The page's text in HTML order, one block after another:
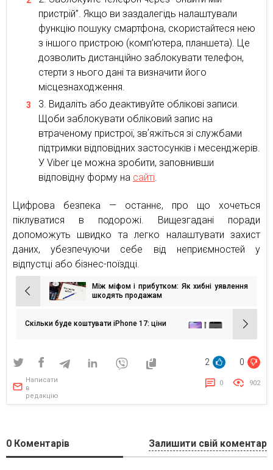
пристрій”. Якщо ви заздалегідь налаштували
функцію пошуку смартфона, скористайтеся нею
з іншого пристрою (комп’ютера, планшета). Це
дозволить дистанційно заблокувати телефон,
стерти з нього дані та визначити його
місцезнаходження.
Видаліть або деактивуйте облікові записи.
Щоби заблокувати обліковий запис на
втраченому пристрої, звʼяжіться зі службами
підтримки відповідних застосунків і месенджерів.
У Viber це можна зробити, заповнивши
відповідну форму на сайті.
Цифрова безпека — останнє, про що хочеться
піклуватися в подорожі. Вищезгадані поради
допоможуть швидко та легко налаштувати захист
даних, убезпечуючи себе від неприємностей у
відпустці або бізнес-поїздці.
Навігація
записів
Між міфом і прибутком: Як хибні уявлення
шкодять продажам
Скільки буде коштувати iPhone 17: ціни
2 0
Написати
в
редакцію
0 902
0 Коментарів Залишити свій коментар